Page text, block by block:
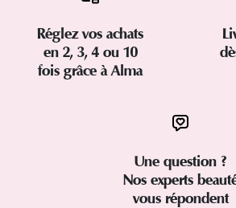
Réglez vos achats
en 2, 3, 4 ou 10
fois grâce à Alma
Une question ?
Nos experts
vous répondent